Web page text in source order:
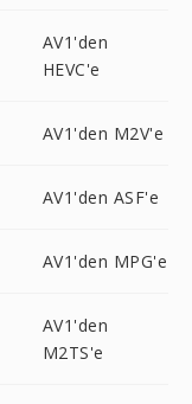
AV1'den
HEVC'e
AV1'den M2V'e
AV1'den ASF'e
AV1'den MPG'e
AV1'den
M2TS'e